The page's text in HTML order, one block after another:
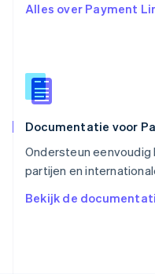
Alles over Payment
Documentatie voor
Ondersteun eenvoudig
partijen en
Bekijk de
EnglishItaliano
Español
Thailand
Tsjechië
Vasteland van China
简体中文English
English